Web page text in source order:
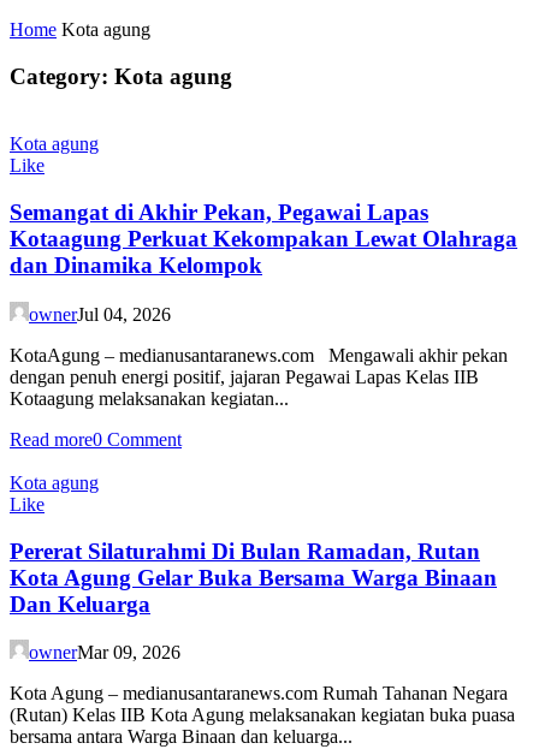
Home Kota agung
Category: Kota agung
Kota agung
Like
Semangat di Akhir Pekan, Pegawai Lapas
Kotaagung Perkuat Kekompakan Lewat Olahraga
dan Dinamika Kelompok
ownerJul 04, 2026
KotaAgung – medianusantaranews.com Mengawali akhir pekan
dengan penuh energi positif, jajaran Pegawai Lapas Kelas IIB
Kotaagung melaksanakan kegiatan...
Read more0 Comment
Kota agung
Like
‎Pererat Silaturahmi Di Bulan Ramadan, Rutan
Kota Agung Gelar Buka Bersama Warga Binaan
Dan Keluarga
ownerMar 09, 2026
Kota Agung – medianusantaranews.com Rumah Tahanan Negara
(Rutan) Kelas IIB Kota Agung melaksanakan kegiatan buka puasa
bersama antara Warga Binaan dan keluarga...